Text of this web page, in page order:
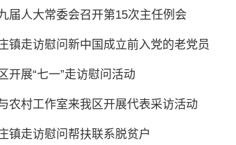
届人大常委会召开第15次主任例会
镇走访慰问新中国成立前入党的老党员
开展“七一”走访慰问活动
农村工作室来我区开展代表采访活动
镇走访慰问帮扶联系脱贫户